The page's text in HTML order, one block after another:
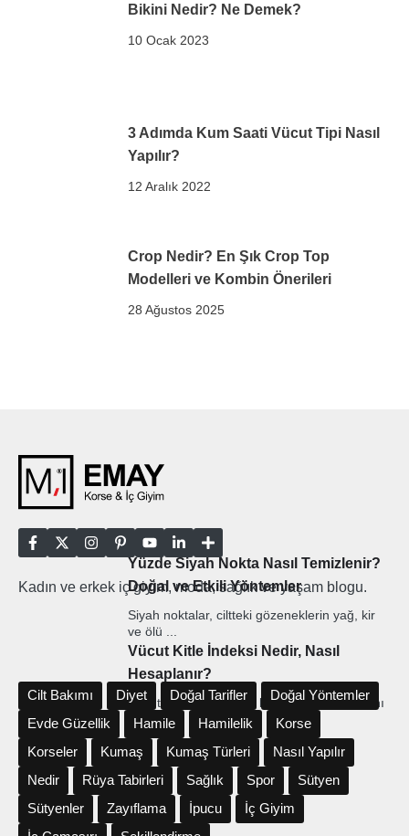
Bikini Nedir? Ne Demek?
10 Ocak 2023
3 Adımda Kum Saati Vücut Tipi Nasıl
Yapılır?
12 Aralık 2022
Crop Nedir? En Şık Crop Top
Modelleri ve Kombin Önerileri
28 Ağustos 2025
Kadın ve erkek iç giyim, moda, sağlık ve yaşam blogu.
Yüzde Siyah Nokta Nasıl Temizlenir?
Doğal ve Etkili Yöntemler
Siyah noktalar, ciltteki gözeneklerin yağ, kir
ve ölü ...
Vücut Kitle İndeksi Nedir, Nasıl
Hesaplanır?
Vücut Kitle İndeksi, bir kişinin vücut ağırlığını
boyuna ...
Cilt Bakımı Diyet Doğal Tarifler
Doğal Yöntemler
Evde Güzellik
Hamile Hamilelik
Korse
Korseler
Kumaş Kumaş Türleri
Nasıl Yapılır
Nedir
Rüya Tabirleri Sağlık Spor
Sütyen
Sütyenler
Zayıflama İpucu
İç Giyim